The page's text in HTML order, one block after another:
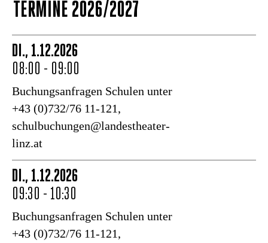
TERMINE 2026/2027
DI., 1.12.2026
08:00 - 09:00
Buchungsanfragen Schulen unter
+43 (0)732/76 11-121,
schulbuchungen@landestheater-
linz.at
DI., 1.12.2026
09:30 - 10:30
Buchungsanfragen Schulen unter
+43 (0)732/76 11-121,